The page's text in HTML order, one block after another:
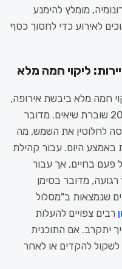
מומלץ להימנע
לאירוע כדי לחסוך כסף
ליקוי חמה מלא
חמה מלא ביבשת אירופה,
הציפייה לקראת ה-12 באוגוסט 2026 שוברת שיאים. מדובר
לחלוטין את השמש, מה
היום. עבור קהילת
פעם בחיים, אך עבור
מדובר בסימן
שנמצאות ב"מסלול
רבים צפויים להעלות
יתקרב. אם התוכנית
לשקול להקדים או לאחר